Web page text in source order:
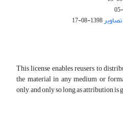
1398-08-17
This license enables reusers to
the material in any medium or
only, and only so long as attribution is